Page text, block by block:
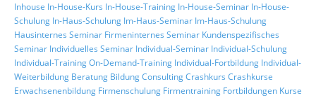
Inhouse In-House-Kurs In-House-Training In-House-Seminar In-House-
Schulung In-Haus-Schulung Im-Haus-Seminar Im-Haus-Schulung
Hausinternes Seminar Firmeninternes Seminar Kundenspezifisches
Seminar Individuelles Seminar Individual-Seminar Individual-Schulung
Individual-TrainingOn-Demand-Training Individual-Fortbildung Individual-
Weiterbildung Beratung BildungConsultingCrashkurs Crashkurse
Erwachsenenbildung Firmenschulung Firmentraining Fortbildungen Kurse